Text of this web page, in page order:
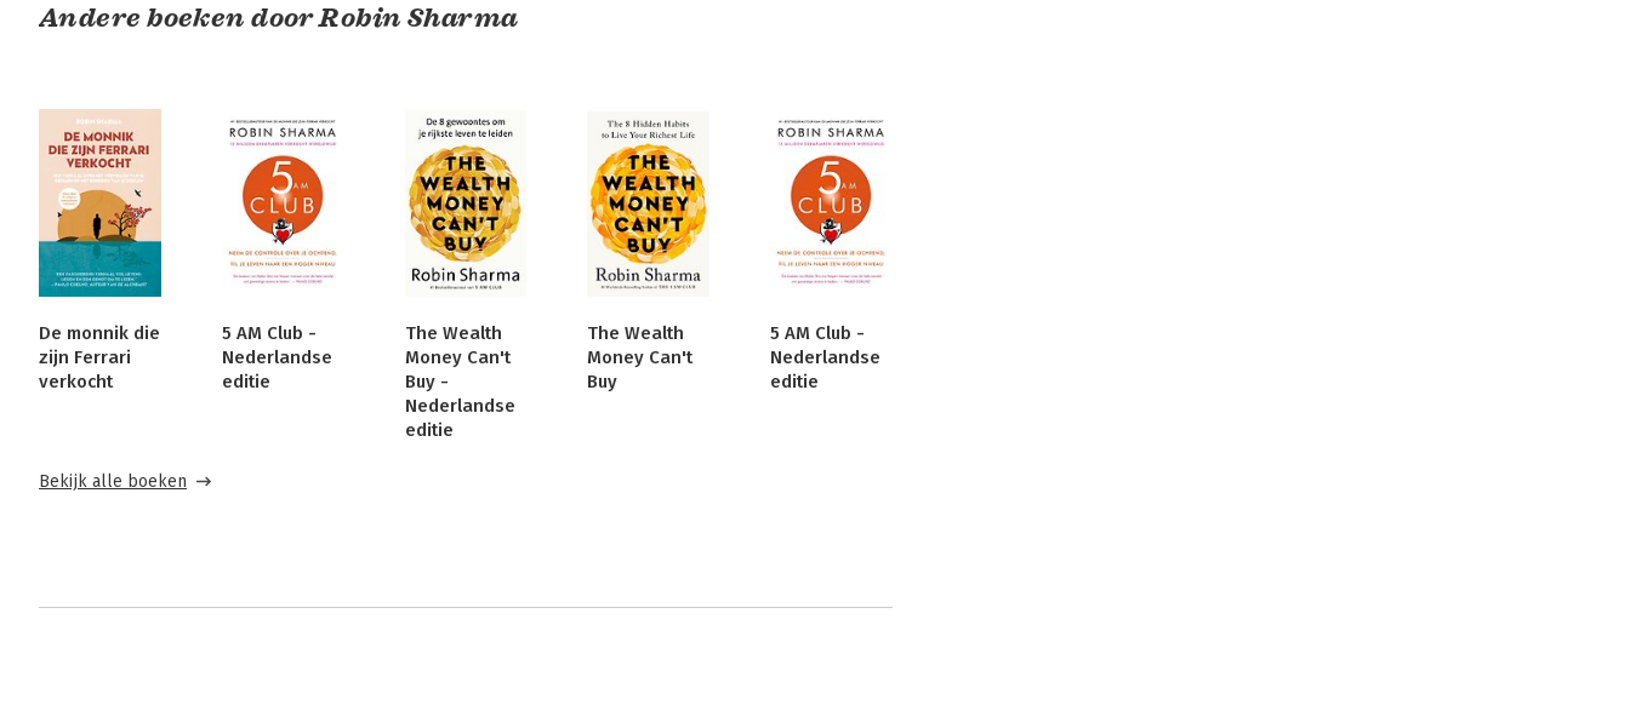
Andere boeken door Robin Sharma
De monnik die
zijn Ferrari
verkocht
5 AM Club -
Nederlandse
editie
The Wealth
Money Can't
Buy -
Nederlandse
editie
The Wealth
Money Can't
Buy
5 AM Club -
Nederlandse
editie
Bekijk alle boeken